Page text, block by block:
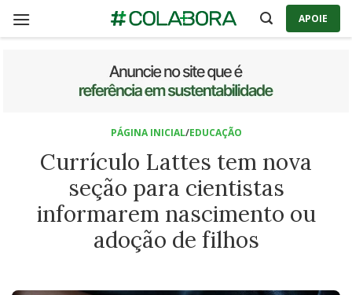
APOIE
PÁGINA INICIAL/EDUCAÇÃO
Currículo Lattes tem nova
seção para cientistas
informarem nascimento ou
adoção de filhos